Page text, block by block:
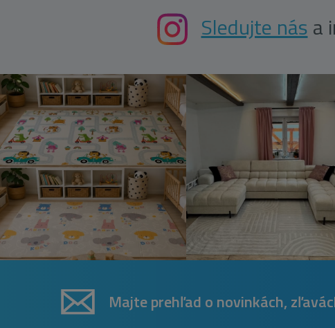
Sledujte nása
Majte prehľad o novinkách,